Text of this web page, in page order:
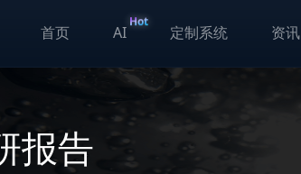
首页 AI
Hot
定制系统 资讯
报告